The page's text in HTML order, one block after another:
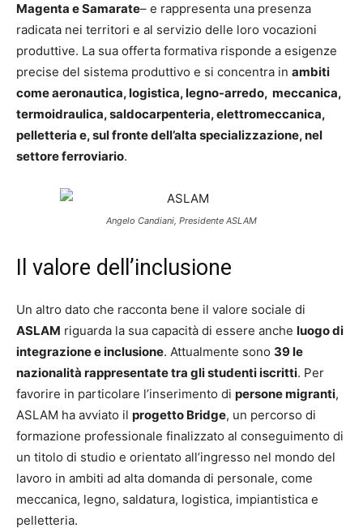
Magenta e Samarate– e rappresenta una presenza
radicata nei territori e al servizio delle loro vocazioni
produttive. La sua offerta formativa risponde a esigenze
precise del sistema produttivo e si concentra in ambiti
come aeronautica, logistica, legno-arredo, meccanica,
termoidraulica, saldocarpenteria, elettromeccanica,
pelletteria e, sul fronte dell’alta specializzazione, nel
settore ferroviario.
Angelo Candiani, Presidente ASLAM
Il valore dell’inclusione
Un altro dato che racconta bene il valore sociale di
ASLAM riguarda la sua capacità di essere anche luogo di
integrazione e inclusione. Attualmente sono 39 le
nazionalità rappresentate tra gli studenti iscritti. Per
favorire in particolare l’inserimento di persone migranti,
ASLAM ha avviato il progetto Bridge, un percorso di
formazione professionale finalizzato al conseguimento di
un titolo di studio e orientato all’ingresso nel mondo del
lavoro in ambiti ad alta domanda di personale, come
meccanica, legno, saldatura, logistica, impiantistica e
pelletteria.